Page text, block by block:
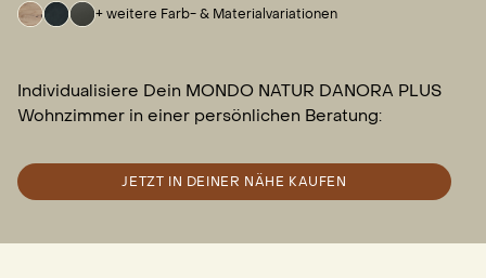
+ weitere Farb- & Materialvariationen
Individualisiere Dein MONDO NATUR DANORA PLUS
Wohnzimmer in einer persönlichen Beratung:
JETZT IN DEINER NÄHE KAUFEN